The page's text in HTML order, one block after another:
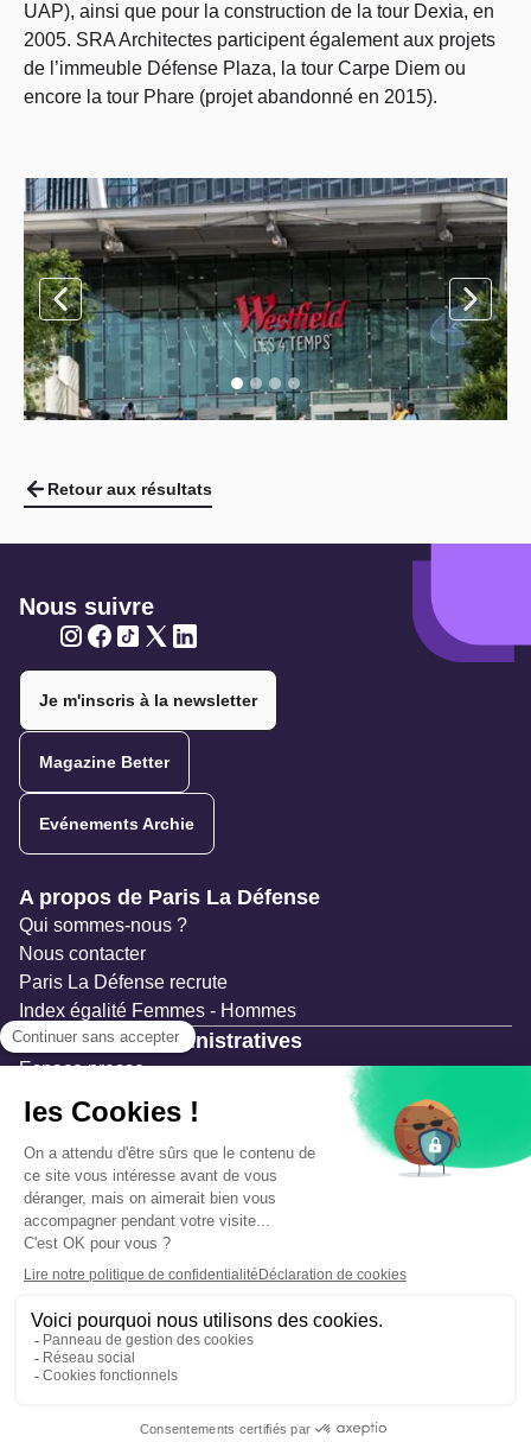
UAP), ainsi que pour la construction de la tour Dexia, en
2005. SRA Architectes participent également aux projets
de l’immeuble Défense Plaza, la tour Carpe Diem ou
encore la tour Phare (projet abandonné en 2015).
Retour aux résultats
Nous suivre
Je m'inscris à la newsletter
Magazine Better
Evénements Archie
Navigation secondaire
A propos de Paris La Défense
Qui sommes-nous ?
Nous contacter
Paris La Défense recrute
Index égalité Femmes - Hommes
Ressources administratives
Espace presse
Documentation
Marchés publics
Appels à projets & avis d'attribution
Mesures de publicité
Concertations et enquêtes publiques
Précautions et sécurité
Plan de gestion des risques
Mentions légales
Données personnelles
Gestion des cookies